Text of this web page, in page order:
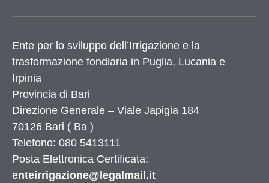
Ente per lo sviluppo dell’Irrigazione e la
trasformazione fondiaria in Puglia, Lucania e
Irpinia
Provincia di Bari
Direzione Generale – Viale Japigia 184
70126 Bari ( Ba )
Telefono: 080 5413111
Posta Elettronica Certificata:
enteirrigazione@legalmail.it